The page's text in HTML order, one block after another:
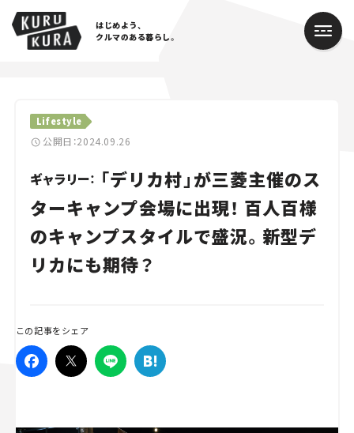
はじめよう、
クルマのある暮らし。
Lifestyle
公開日：2024.09.26
ギャラリー： 「デリカ村」が三菱主催のス
ターキャンプ会場に出現！ 百人百様
のキャンプスタイルで盛況。新型デ
リカにも期待？
この記事をシェア
Cars
Lifestyle
Traffic
Special
Campaign
人気のハッシュタグ
スズキ ジムニー｜Suzuki Jimny